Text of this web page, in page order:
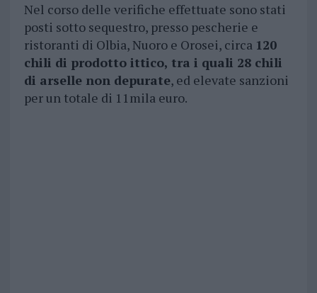
Nel corso delle verifiche effettuate sono stati
posti sotto sequestro, presso pescherie e
ristoranti di Olbia, Nuoro e Orosei, circa 120
chili di prodotto ittico, tra i quali 28 chili
di arselle non depurate, ed elevate sanzioni
per un totale di 11mila euro.